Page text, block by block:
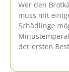
Wer den
muss mit
Schädlinge
der ersten